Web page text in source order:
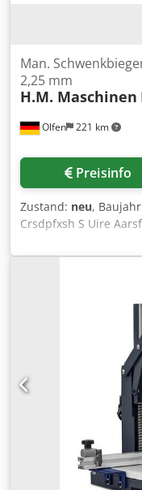
Olfen 221 km
Man.
2,25 mm
H.M. Maschinen
Preisinfo
Zustand: neu,
Crsdpfxsh S Uire
segmentaufgeteilte
-Zustellung der